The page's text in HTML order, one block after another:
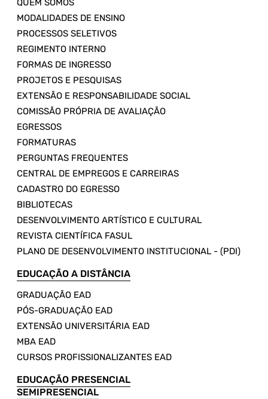
QUEM SOMOS
MODALIDADES DE ENSINO
PROCESSOS SELETIVOS
REGIMENTO INTERNO
FORMAS DE INGRESSO
PROJETOS E PESQUISAS
EXTENSÃO E RESPONSABILIDADE SOCIAL
COMISSÃO PRÓPRIA DE AVALIAÇÃO
EGRESSOS
FORMATURAS
PERGUNTAS FREQUENTES
CENTRAL DE EMPREGOS E CARREIRAS
CADASTRO DO EGRESSO
BIBLIOTECAS
DESENVOLVIMENTO ARTÍSTICO E CULTURAL
REVISTA CIENTÍFICA FASUL
PLANO DE DESENVOLVIMENTO INSTITUCIONAL - (PDI)
EDUCAÇÃO A DISTÂNCIA
GRADUAÇÃO EAD
PÓS-GRADUAÇÃO EAD
EXTENSÃO UNIVERSITÁRIA EAD
MBA EAD
CURSOS PROFISSIONALIZANTES EAD
EDUCAÇÃO PRESENCIAL
SEMIPRESENCIAL